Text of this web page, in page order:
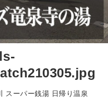
スーパー銭湯 日帰り温泉